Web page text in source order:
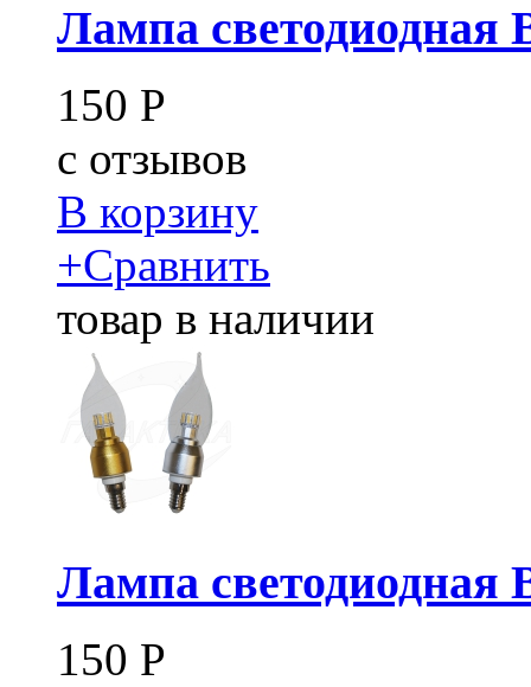
Лампа светодиодная
150 Р
c отзывов
В корзину
+Сравнить
товар в наличии
Лампа светодиодная
150 Р